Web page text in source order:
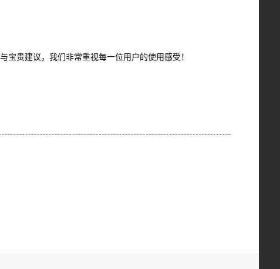
宝贵建议，我们非常重视每一位用户的使用感受！